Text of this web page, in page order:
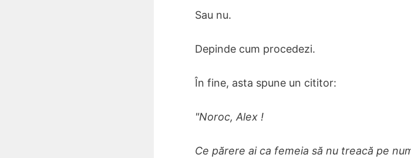
Sau nu.
Depinde cum procedezi.
În fine, asta spune un cititor:
"Noroc, Alex !
Ce părere ai ca femeia să nu treacă pe